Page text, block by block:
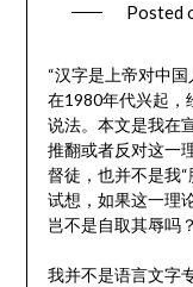
Posted
“汉字是上帝对中
在1980年代兴起，
说法。本文是我在
推翻或者反对这一
督徒，也并不是我“
试想，如果这一理
岂不是自取其辱吗？
我并不是语言文字